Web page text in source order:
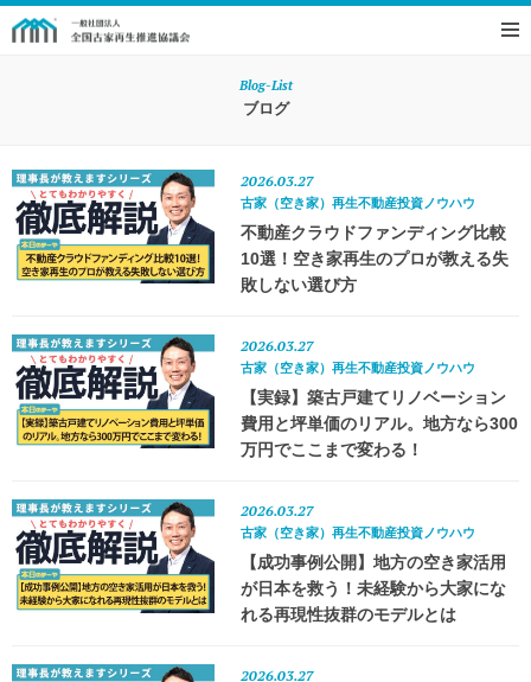
Blog-List
ブログ
2026.03.27
古家（空き家）再生不動産投資ノウハウ
不動産クラウドファンディング比較
10選！空き家再生のプロが教える失
敗しない選び方
2026.03.27
古家（空き家）再生不動産投資ノウハウ
【実録】築古戸建てリノベーション
費用と坪単価のリアル。地方なら300
万円でここまで変わる！
2026.03.27
古家（空き家）再生不動産投資ノウハウ
【成功事例公開】地方の空き家活用
が日本を救う！未経験から大家にな
れる再現性抜群のモデルとは
2026.03.27